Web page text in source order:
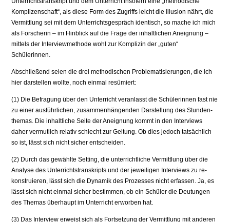
Komplizenschaft“, als diese Form des Zu­griffs leicht die Illusion nährt, die
Vermittlung sei mit dem Unterrichtsge­spräch identisch, so mache ich mich
als Forscherin – im Hinblick auf die Frage der inhaltlichen Aneignung –
mittels der Interviewmethode wohl zur Komplizin der „guten“
Schülerinnen.
Abschließend seien die drei methodischen Problematisierungen, die ich
hier darstellen wollte, noch einmal resümiert:
(1) Die Befragung über den Unterricht veranlasst die Schülerinnen fast nie
zu einer ausführlichen, zusammenhängenden Darstellung des Stunden­
themas. Die inhaltliche Seite der Aneignung kommt in den Interviews
daher vermutlich relativ schlecht zur Geltung. Ob dies jedoch tatsächlich
so ist, lässt sich nicht sicher entscheiden.
(2) Durch das gewählte Setting, die unterrichtliche Vermittlung über die
Analyse des Unterrichtstranskripts und der jeweiligen Interviews zu re­
konstruieren, lässt sich die Dynamik des Prozesses nicht erfassen. Ja, es
lässt sich nicht einmal sicher bestimmen, ob ein Schüler die Deutungen
des Themas überhaupt im Unterricht erworben hat.
(3) Das Interview erweist sich als Fortsetzung der Vermittlung mit anderen